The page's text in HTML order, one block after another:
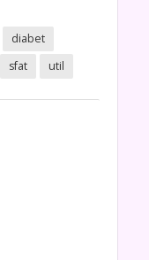
diabet
sfat util